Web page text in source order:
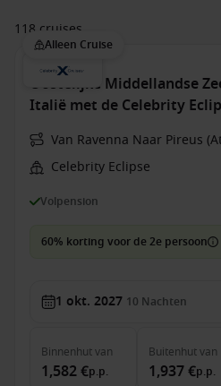
118 cruises
Alleen Cruise
Oostelijke Middellandse
Italië met de Celebrity
Van Ravenna Naar Pireus
Celebrity Eclipse
Volpension
60% korting voor de 2e persoon
1 okt. 2027 10 Nachten
Binnenhutvan
1,582 €p.p.
Buitenhutvan
1,937 €p.p.